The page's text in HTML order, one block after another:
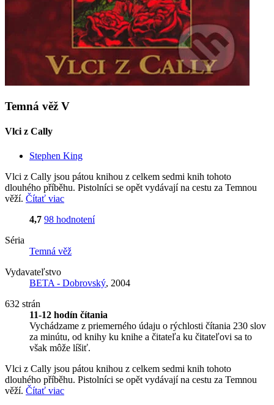
Temná věž V
Vlci z Cally
Stephen King
Vlci z Cally jsou pátou knihou z celkem sedmi knih tohoto
dlouhého příběhu. Pistolníci se opět vydávají na cestu za Temnou
věží. Čítať viac
4,7 98 hodnotení
Séria
Temná věž
Vydavateľstvo
BETA - Dobrovský, 2004
632 strán
11-12 hodín čítania
Vychádzame z priemerného údaju o rýchlosti čítania 230 slov
za minútu, od knihy ku knihe a čitateľa ku čitateľovi sa to
však môže líšiť.
Vlci z Cally jsou pátou knihou z celkem sedmi knih tohoto
dlouhého příběhu. Pistolníci se opět vydávají na cestu za Temnou
věží. Čítať viac